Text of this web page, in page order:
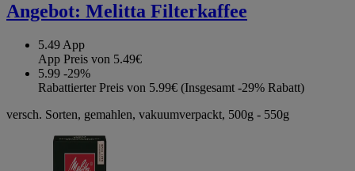
Angebot: Melitta Filterkaffee
5.49 App
App Preis von 5.49€
5.99 -29%
Rabattierter Preis von 5.99€ (Insgesamt -29% Rabatt)
versch. Sorten, gemahlen, vakuumverpackt, 500g - 550g